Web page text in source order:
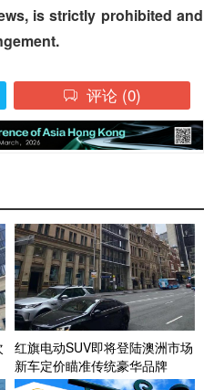
is strictly prohibited and
 评论 (0)
红旗电动SUV即将登陆澳洲市场
新车定价瞄准传统豪华品牌